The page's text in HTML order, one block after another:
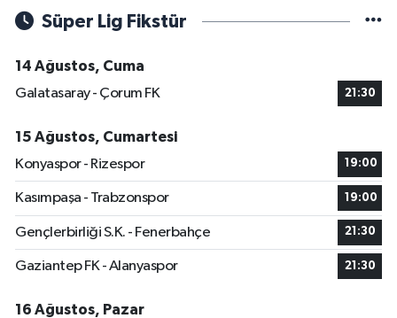
Süper Lig Fikstür
14 Ağustos, Cuma
Galatasaray - Çorum FK
21:30
15 Ağustos, Cumartesi
Konyaspor - Rizespor
19:00
Kasımpaşa - Trabzonspor 19:00
Gençlerbirliği S.K. - Fenerbahçe 21:30
Gaziantep FK - Alanyaspor 21:30
16 Ağustos, Pazar